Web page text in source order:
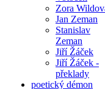
Zora
Jan Zeman
Stanislav
Zeman
Jiří Žáček
Jiří Žáček -
překlady
poetický démon